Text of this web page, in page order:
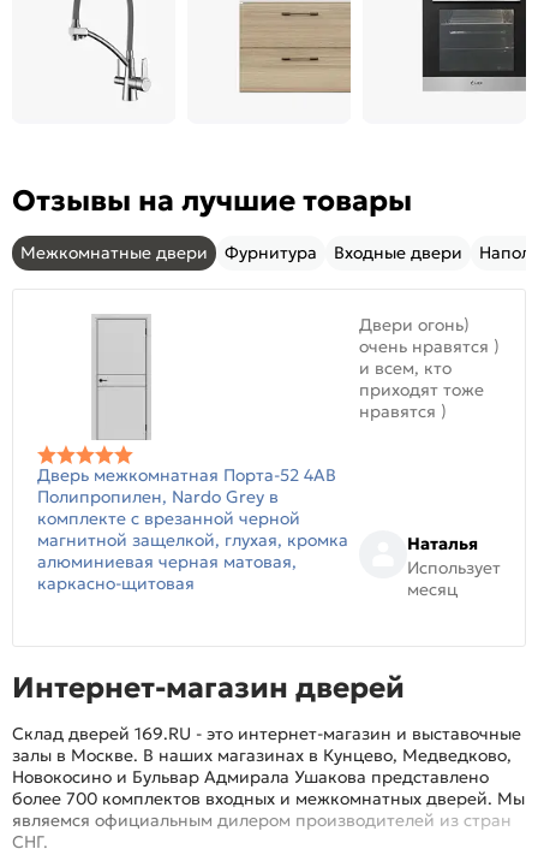
Отзывы на лучшие товары
Межкомнатные двери Фурнитура Входные двери
Дверь межкомнатная Порта-52 4AB
Полипропилен, Nardo Grey в
комплекте с врезанной черной
магнитной защелкой, глухая, кромка
алюминиевая черная матовая,
каркасно-щитовая
Двери огонь)
очень нравятся )
и всем, кто
приходят тоже
нравятся )
Наталья
Использует
месяц
Интернет-магазин дверей
Склад дверей 169.RU - это интернет-магазин и выставочные
залы в Москве. В наших магазинах в Кунцево, Медведково,
Новокосино и Бульвар Адмирала Ушакова представлено
более 700 комплектов входных и межкомнатных дверей. Мы
являемся официальным дилером производителей из стран
СНГ.